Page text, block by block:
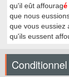
qu'il eût affouragé
que nous
que vous eussiez
qu'ils eussent
Conditionnel